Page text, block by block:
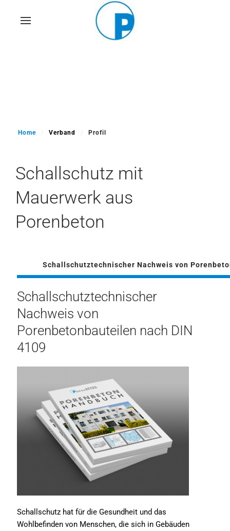
Skip
Home Verband Profil
Schallschutz mit
Mauerwerk aus
Porenbeton
Schallschutztechnischer Nachweis von
Schallschutztechnischer
Nachweis von
Porenbetonbauteilen nach DIN
4109
Schallschutz hat für die Gesundheit und das
Wohlbefinden von Menschen, die sich in Gebäuden